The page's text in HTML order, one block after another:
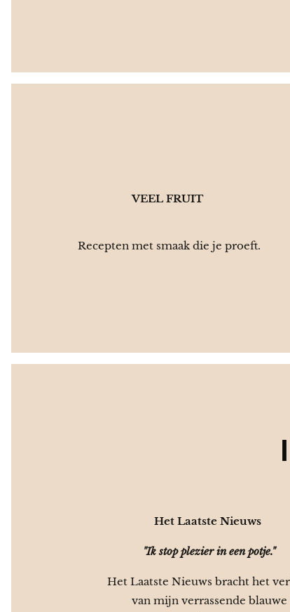
VEEL FRUIT
Recepten met smaak die je proeft.
Het Laatste Nieuws
"Ik stop plezier in een potje."
Het Laatste Nieuws bracht het
van mijn verrassende blauwe